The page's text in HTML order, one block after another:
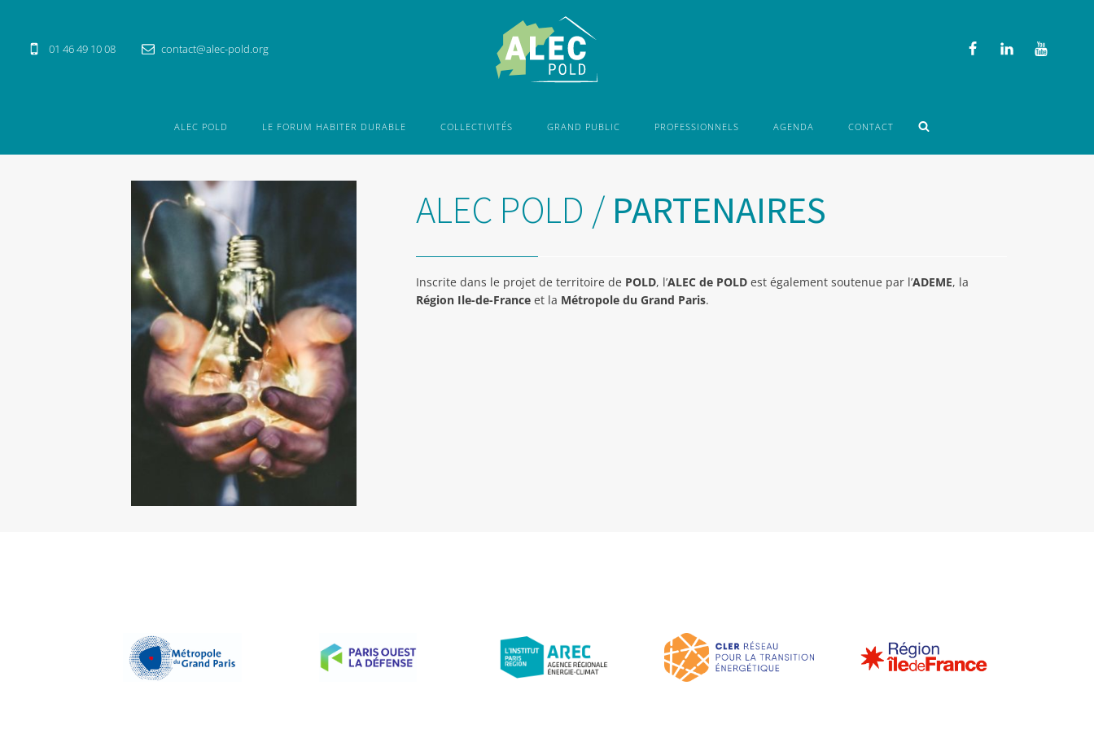
01 46 49 10 08 contact@alec-pold.org
ALEC POLD LE FORUM HABITER DURABLE COLLECTIVITÉS GRAND PUBLIC PROFESSIONNELS AGENDA CONTACT
ALEC POLD / PARTENAIRES
Inscrite dans le projet de territoire de POLD, l’ALEC de POLD est également soutenue par l’ADEME, la
Région Ile-de-France et la Métropole du Grand Paris.